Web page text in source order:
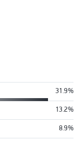
31.9%
13.2%
8.9%